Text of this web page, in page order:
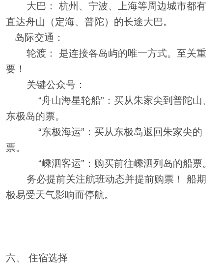
大巴： 杭州、宁波、上海等周边城市都有
直达舟山（定海、普陀）的长途大巴。
岛际交通：
轮渡： 是连接各岛屿的唯一方式。至关重
要！
关键公众号：
“舟山海星轮船”：买从朱家尖到普陀山、
东极岛的票。
“东极海运”：买从东极岛返回朱家尖的
票。
“嵊泗客运”：购买前往嵊泗列岛的船票。
务必提前关注航班动态并提前购票！ 船期
极易受天气影响而停航。
六、 住宿选择